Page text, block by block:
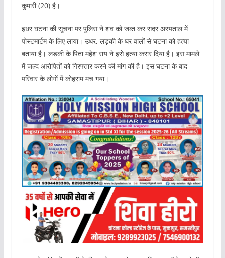
कुमारी (20) है।
इधर घटना की सूचना पर पुलिस ने शव को जब्त कर सदर अस्पताल में
पोस्टमार्टम के लिए लाया। उधर, लड़की के घर वालों से घटना को हत्या
बताया है। लड़की के पिता महेश राय ने इसे हत्या करार दिया है। इस मामले
में जल्द आरोपितों को गिरफ्तार करने की मांग की है। इस घटना के बाद
परिवार के लोगों में कोहराम मच गया।